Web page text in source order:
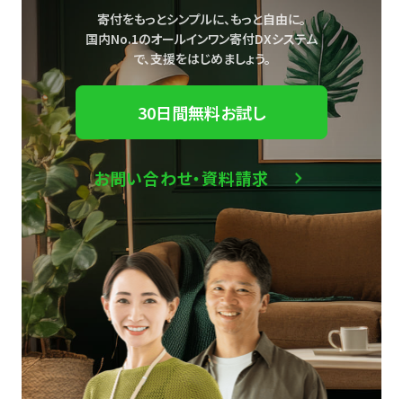
寄付をもっとシンプルに、もっと自由に。
国内No.1のオールインワン寄付DXシステム
で、支援をはじめましょう。
30日間無料お試し
お問い合わせ・資料請求